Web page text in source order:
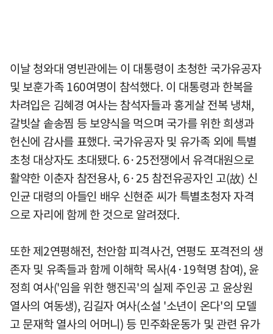
이날 청와대 영빈관에는 이 대통령이 초청한 국가유공자
및 보훈가족 160여명이 참석했다. 이 대통령과 한복을
차려입은 김혜경 여사는 참석자들과 홍게살 전복 냉채,
갈빗살 솥송찜 등 보양식을 먹으며 국가를 위한 희생과
헌신에 감사를 표했다. 국가유공자 및 유가족 외에 특별
초청 대상자도 초대됐다. 6·25전쟁에서 유격대원으로
활약한 이춘자 참전용사, 6·25 참전유공자인 고(故) 신
인균 대령의 아들인 배우 신현준 씨가 특별초청자 자격
으로 자리에 함께 한 것으로 알려졌다.
또한 제2연평해전, 천안함 피격사건, 연평도 포격전의 생
존자 및 유족들과 함께 이해학 목사(4·19혁명 참여), 윤
정희 여사('임을 위한 행진곡'의 실제 주인공 고 윤상원
열사의 여동생), 김길자 여사(소설 '소년이 온다'의 모델
고 문재학 열사의 어머니) 등 민주화운동가 및 관련 유가